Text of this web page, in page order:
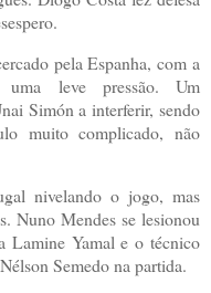
pela Espanha, com a
leve pressão. Um
Simón a interferir, sendo
muito complicado, não
nivelando o jogo, mas
Nuno Mendes se lesionou
Lamine Yamal e o técnico
Semedo na partida.